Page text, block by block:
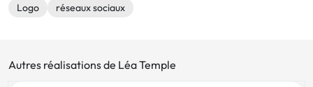
Logo réseaux sociaux
Autres réalisations de Léa Temple